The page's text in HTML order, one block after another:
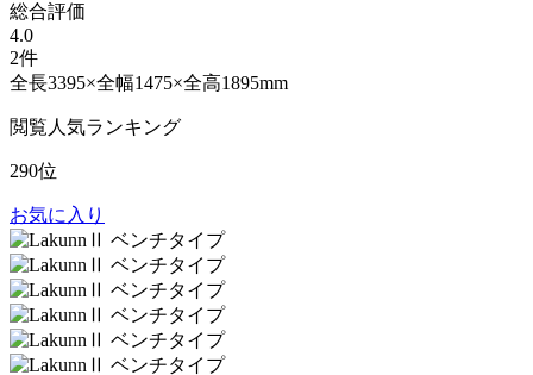
総合評価
4.0
2件
全長3395×全幅1475×全高1895mm
閲覧人気ランキング
290位
お気に入り